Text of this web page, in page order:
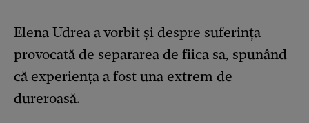
Elena Udrea a vorbit și despre suferința
provocată de separarea de fiica sa, spunând
că experiența a fost una extrem de
dureroasă.